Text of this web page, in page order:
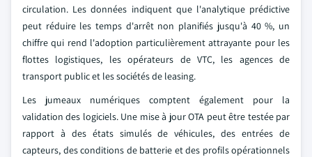
circulation. Les données indiquent que l'analytique prédictive
peut réduire les temps d'arrêt non planifiés jusqu'à 40 %, un
chiffre qui rend l'adoption particulièrement attrayante pour les
flottes logistiques, les opérateurs de VTC, les agences de
transport public et les sociétés de leasing.
Les jumeaux numériques comptent également pour la
validation des logiciels. Une mise à jour OTA peut être testée par
rapport à des états simulés de véhicules, des entrées de
capteurs, des conditions de batterie et des profils opérationnels